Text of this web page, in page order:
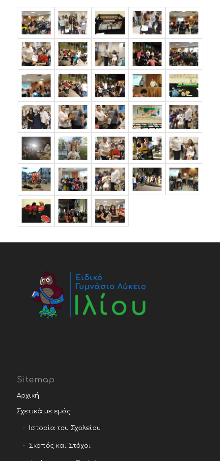
Sitemap
Αρχική
Σχετικά με εμάς
Ιστορία του Σχολείου
Σκοπός και Στόχοι